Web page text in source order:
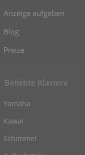
Anzeige aufgeben
Blog
Preise
Beliebte Klaviere
Yamaha
Kawai
Schimmel